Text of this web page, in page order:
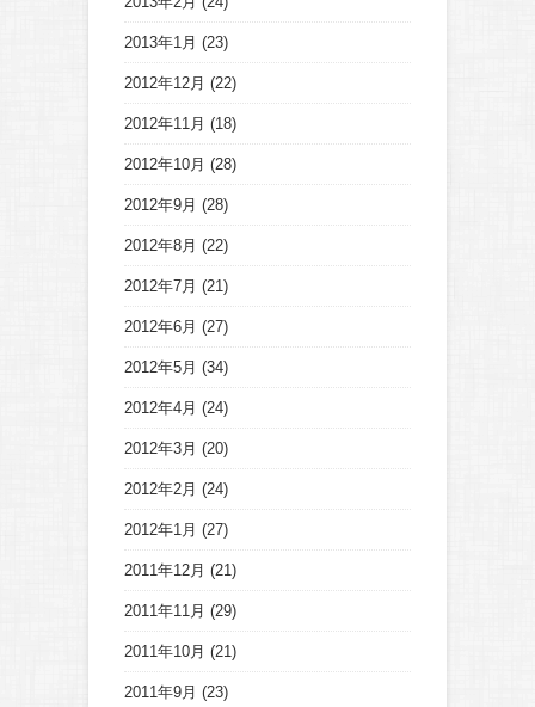
2013年1月 (23)
2012年12月 (22)
2012年11月 (18)
2012年10月 (28)
2012年9月 (28)
2012年8月 (22)
2012年7月 (21)
2012年6月 (27)
2012年5月 (34)
2012年4月 (24)
2012年3月 (20)
2012年2月 (24)
2012年1月 (27)
2011年12月 (21)
2011年11月 (29)
2011年10月 (21)
2011年9月 (23)